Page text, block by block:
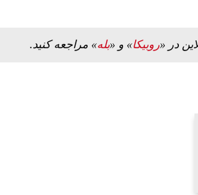
در «روبیکا» و «بله» مراجعه کنید.